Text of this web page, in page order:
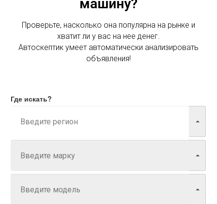
машину?
Проверьте, насколько она популярна на рынке и
хватит ли у вас на нее денег.
Автоскептик умеет автоматически анализировать
объявления!
Где искать?